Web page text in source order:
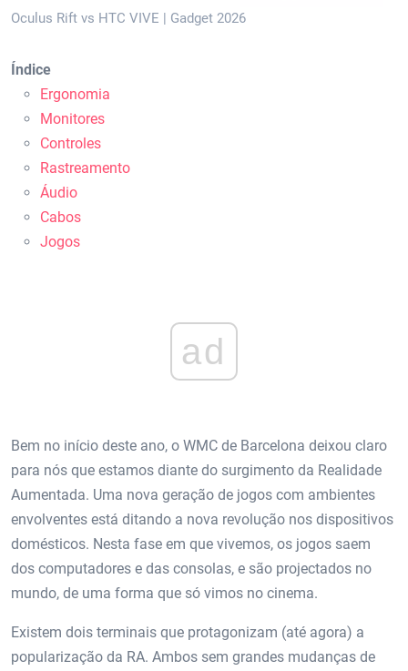
Oculus Rift vs HTC VIVE | Gadget 2026
Índice
Ergonomia
Monitores
Controles
Rastreamento
Áudio
Cabos
Jogos
ad
Bem no início deste ano, o WMC de Barcelona deixou claro
para nós que estamos diante do surgimento da Realidade
Aumentada. Uma nova geração de jogos com ambientes
envolventes está ditando a nova revolução nos dispositivos
domésticos. Nesta fase em que vivemos, os jogos saem
dos computadores e das consolas, e são projectados no
mundo, de uma forma que só vimos no cinema.
Existem dois terminais que protagonizam (até agora) a
popularização da RA. Ambos sem grandes mudanças de